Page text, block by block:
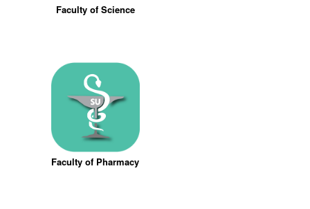
Faculty of Science
Faculty of Pharmacy